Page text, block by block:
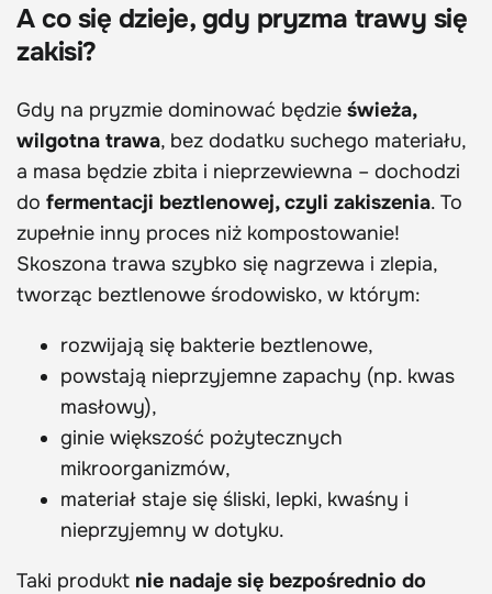
A co się dzieje, gdy pryzma trawy się
zakisi?
Gdy na pryzmie dominować będzie świeża,
wilgotna trawa, bez dodatku suchego materiału,
a masa będzie zbita i nieprzewiewna – dochodzi
do fermentacji beztlenowej, czyli zakiszenia. To
zupełnie inny proces niż kompostowanie!
Skoszona trawa szybko się nagrzewa i zlepia,
tworząc beztlenowe środowisko, w którym:
rozwijają się bakterie beztlenowe,
powstają nieprzyjemne zapachy (np. kwas
masłowy),
ginie większość pożytecznych
mikroorganizmów,
materiał staje się śliski, lepki, kwaśny i
nieprzyjemny w dotyku.
Taki produkt nie nadaje się bezpośrednio do